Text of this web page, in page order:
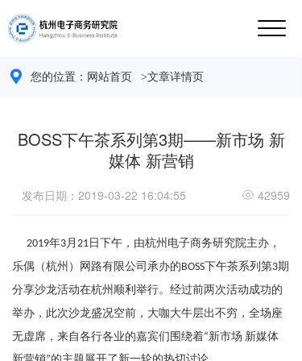
您的位置： 网站首页 >文章详情页
BOSS下午茶系列第3期——新市场 新
媒体 新营销
发布日期：2019-03-22 16:04:55 42959
2019年3月 21 日 下午，由杭州电子商务研究院主办，
乐偶（杭州）网路有限公司承办的BOSS下午茶系列第3期
分享沙龙活动在杭州 顺利 举行。经过前两次活动成功的
举办，此次沙龙盛况空前，大咖大牛层出不穷，全场座
无虚席，来自各行各业的嘉宾们围绕着“新市场 新媒体